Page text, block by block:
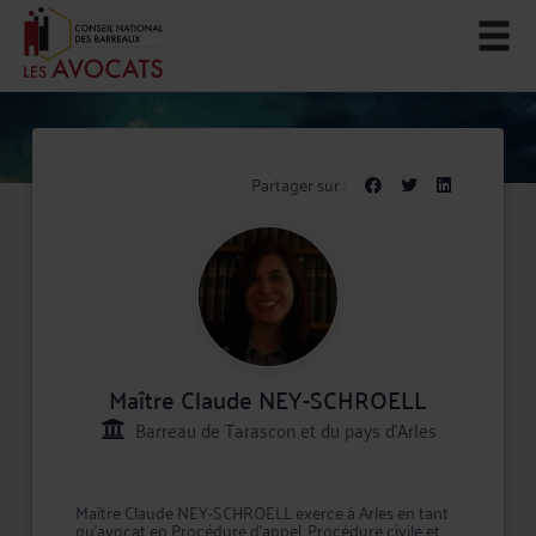
Partager sur :
Maître Claude NEY-SCHROELL
Barreau de Tarascon et du pays d’Arles
Maître Claude NEY-SCHROELL exerce à Arles en tant
qu'avocat en Procédure d'appel, Procédure civile et